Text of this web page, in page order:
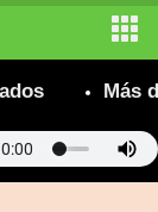
Más